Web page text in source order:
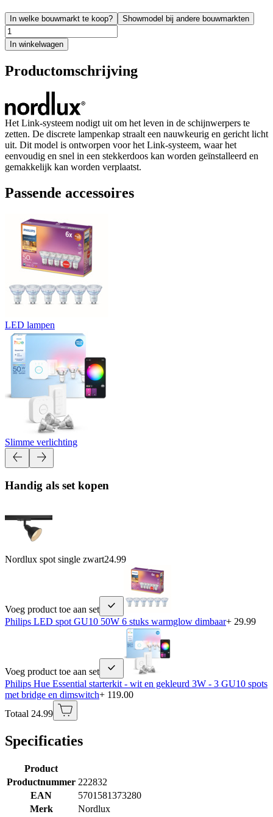
In welke bouwmarkt te koop? Showmodel bij andere bouwmarkten
In winkelwagen
Productomschrijving
Het Link-systeem nodigt uit om het leven in de schijnwerpers te
zetten. De discrete lampenkap straalt een nauwkeurig en gericht licht
uit. Dit model is ontworpen voor het Link-systeem, waar het
eenvoudig en snel in een stekkerdoos kan worden geïnstalleerd en
gemakkelijk kan worden verplaatst.
Passende accessoires
LED lampen
Slimme verlichting
Handig als set kopen
Nordlux spot single zwart24.99
Voeg product toe aan set
Philips LED spot GU10 50W 6 stuks warmglow dimbaar+ 29.99
Voeg product toe aan set
Philips Hue Essential starterkit - wit en gekleurd 3W - 3 GU10 spots
met bridge en dimswitch+ 119.00
Totaal 24.99
Specificaties
Product
Productnummer 222832
EAN
5701581373280
Merk
Nordlux